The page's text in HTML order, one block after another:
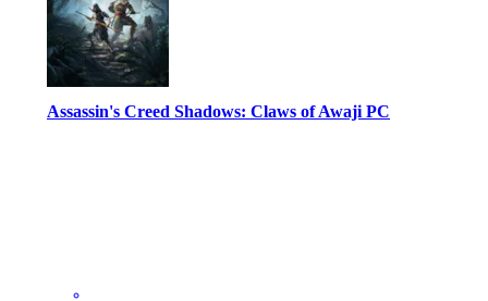
Assassin's Creed Shadows: Claws of Awaji PC